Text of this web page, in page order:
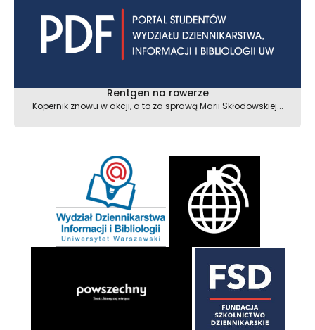
Rentgen na rowerze
Kopernik znowu w akcji, a to za sprawą Marii Skłodowskiej...